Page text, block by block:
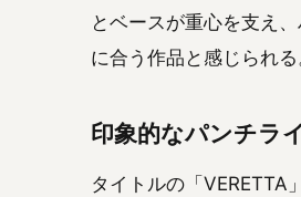
とベースが重心を支え
に合う作品と感じられ
印象的なパンチラ
タイトルの「VERETTA